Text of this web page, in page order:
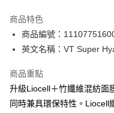
PayMe
WeChat Pay
BoC Pay
送貨方式
商品特色
商品編號：
英文名稱：VT Super
商品重點
升級Liocell＋竹纖維混紡面
同時兼具環保特性。Liocell